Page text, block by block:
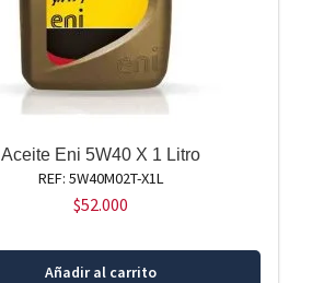
Aceite Eni 5W40 X 1 Litro
REF: 5W40M02T-X1L
$52.000
Añadir al carrito